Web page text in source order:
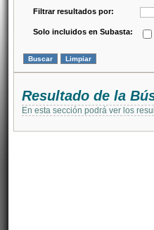
Filtrar resultados por:
Solo incluidos en Subasta:
Resultado de la
En esta sección podrá ver los